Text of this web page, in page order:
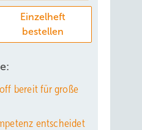
Einzelheft
bestellen
bereit für große
entscheidet